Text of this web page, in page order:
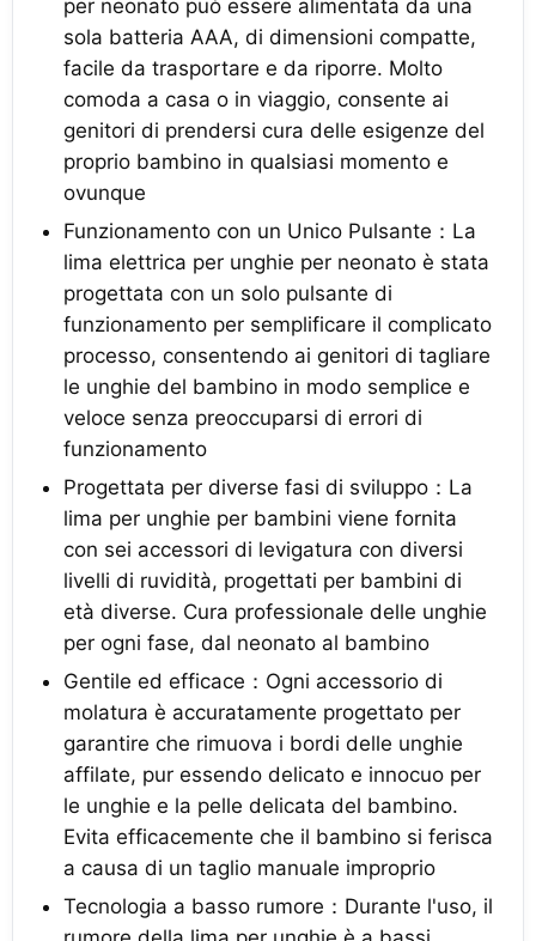
per neonato può essere alimentata da una
sola batteria AAA, di dimensioni compatte,
facile da trasportare e da riporre. Molto
comoda a casa o in viaggio, consente ai
genitori di prendersi cura delle esigenze del
proprio bambino in qualsiasi momento e
ovunque
Funzionamento con un Unico Pulsante：La
lima elettrica per unghie per neonato è stata
progettata con un solo pulsante di
funzionamento per semplificare il complicato
processo, consentendo ai genitori di tagliare
le unghie del bambino in modo semplice e
veloce senza preoccuparsi di errori di
funzionamento
Progettata per diverse fasi di sviluppo：La
lima per unghie per bambini viene fornita
con sei accessori di levigatura con diversi
livelli di ruvidità, progettati per bambini di
età diverse. Cura professionale delle unghie
per ogni fase, dal neonato al bambino
Gentile ed efficace：Ogni accessorio di
molatura è accuratamente progettato per
garantire che rimuova i bordi delle unghie
affilate, pur essendo delicato e innocuo per
le unghie e la pelle delicata del bambino.
Evita efficacemente che il bambino si ferisca
a causa di un taglio manuale improprio
Tecnologia a basso rumore：Durante l'uso, il